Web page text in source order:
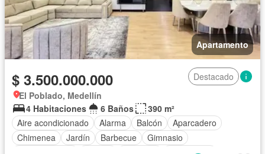
Apartamento
$ 3.500.000.000
Destacado
El Poblado, Medellín
4 Habitaciones
6 Baños
390 m²
Aire acondicionado
Alarma Balcón
Aparcadero
Chimenea
Jardín Barbecue
Gimnasio